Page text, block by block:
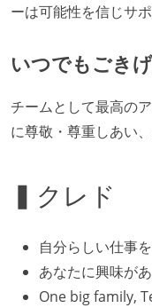
ーは可能性を信じサ
いつでもごき
チームとして最高の
に尊敬・尊重しあい
▍クレド
自分らしい仕事
あなたに興味が
One big family,